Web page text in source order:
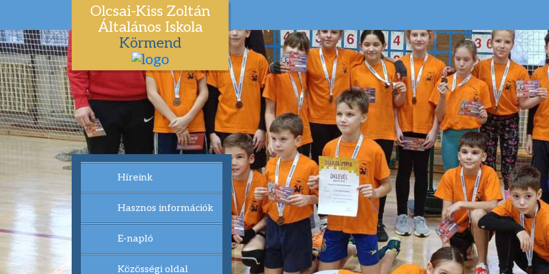
Olcsai-Kiss Zoltán
Általános Iskola
Körmend
Híreink
Hasznos információk
E-napló
Közösségi oldal